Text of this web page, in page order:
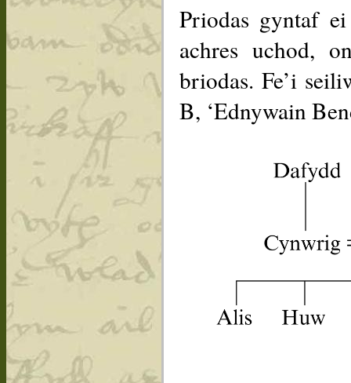
Priodas gyntaf
achres uchod,
briodas. Fe’i
B, ‘Ednywain